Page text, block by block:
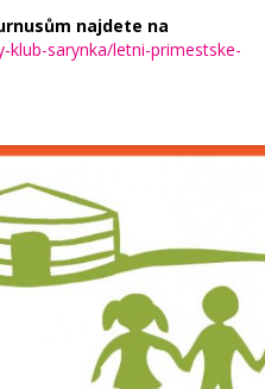
najdete na
sarynka/letni-primestske-